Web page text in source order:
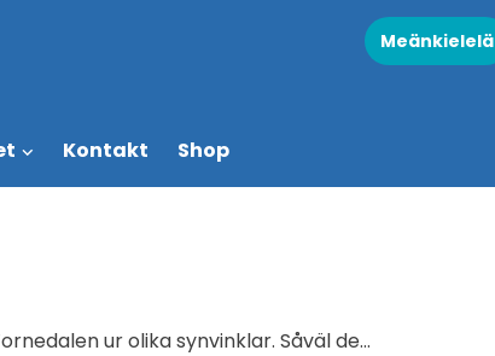
Kontakt Shop
Meänkielelä
ur olika synvinklar. Såväl de…